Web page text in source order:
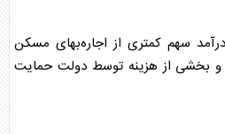
سهم کمتری از اجاره‌بهای مسکن
و بخشی از هزینه توسط دولت حمایت